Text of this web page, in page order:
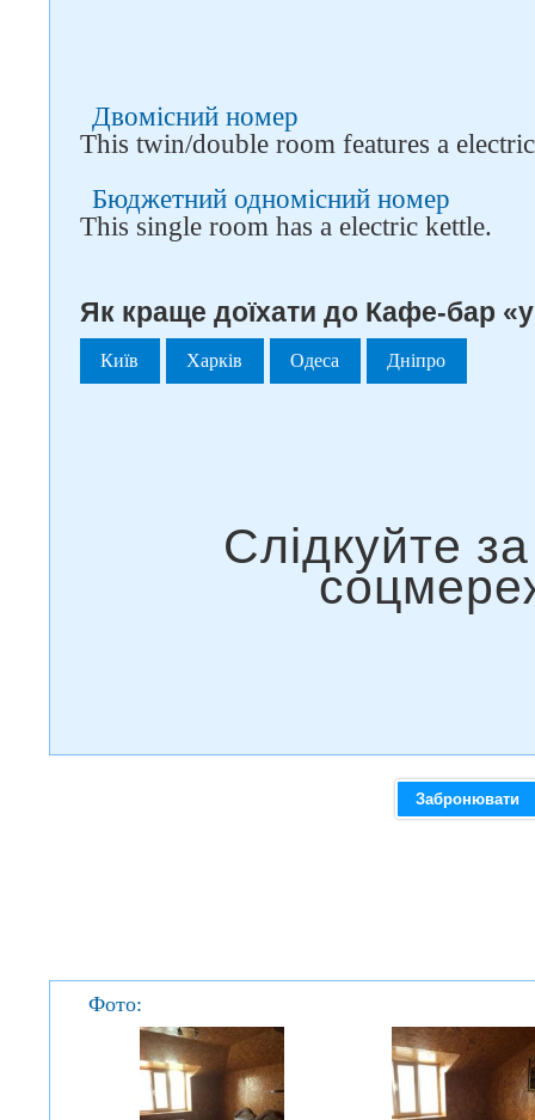
Двомісний номер
This twin/double room features a
Бюджетний одномісний номер
This single room has a electric kettle.
Як краще доїхати до Кафе-бар «у
Київ Харків Одеса Дніпро
Забронювати
Фото: